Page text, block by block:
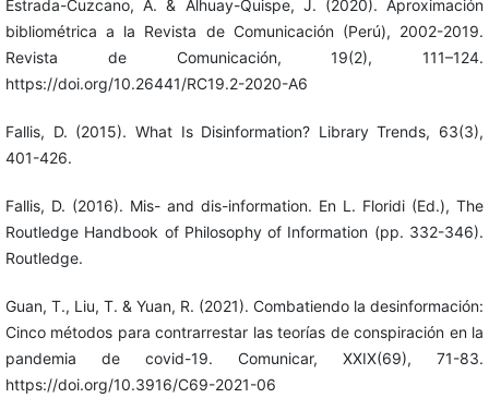
Estrada-Cuzcano, A. & Alhuay-Quispe, J. (2020). Aproximación
bibliométrica a la Revista de Comunicación (Perú), 2002-2019.
Revista de Comunicación, 19(2), 111–124.
https://doi.org/10.26441/RC19.2-2020-A6
Fallis, D. (2015). What Is Disinformation? Library Trends, 63(3),
401-426.
Fallis, D. (2016). Mis- and dis-information. En L. Floridi (Ed.), The
Routledge Handbook of Philosophy of Information (pp. 332-346).
Routledge.
Guan, T., Liu, T. & Yuan, R. (2021). Combatiendo la desinformación:
Cinco métodos para contrarrestar las teorías de conspiración en la
pandemia de covid-19. Comunicar, XXIX(69), 71-83.
https://doi.org/10.3916/C69-2021-06